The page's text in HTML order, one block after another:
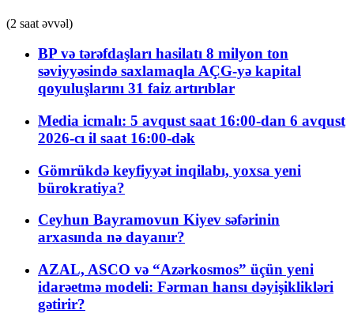
(2 saat əvvəl)
BP və tərəfdaşları hasilatı 8 milyon ton
səviyyəsində saxlamaqla AÇG-yə kapital
qoyuluşlarını 31 faiz artırıblar
Media icmalı: 5 avqust saat 16:00-dan 6 avqust
2026-cı il saat 16:00-dək
Gömrükdə keyfiyyət inqilabı, yoxsa yeni
bürokratiya?
Ceyhun Bayramovun Kiyev səfərinin
arxasında nə dayanır?
AZAL, ASCO və “Azərkosmos” üçün yeni
idarəetmə modeli: Fərman hansı dəyişiklikləri
gətirir?